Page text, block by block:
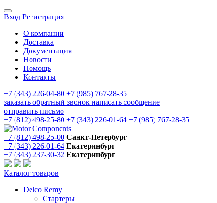
Вход Регистрация
О компании
Доставка
Документация
Новости
Помощь
Контакты
+7 (343) 226-04-80 +7 (985) 767-28-35
заказать обратный звонок написать сообщение
отправить письмо
+7 (812) 498-25-80 +7 (343) 226-01-64 +7 (985) 767-28-35
+7 (812) 498-25-00 Санкт-Петербург
+7 (343) 226-01-64 Екатеринбург
+7 (343) 237-30-32 Екатеринбург
Каталог товаров
Delco Remy
Стартеры